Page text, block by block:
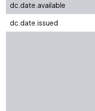
dc.date.available
dc.date.issued